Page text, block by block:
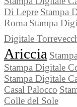
Di Lepre Stampa
Roma Stampa
Digitale
Ariccia
Stampa Digitale
Stampa Digitale
Casal Palocco
Colle del Sole